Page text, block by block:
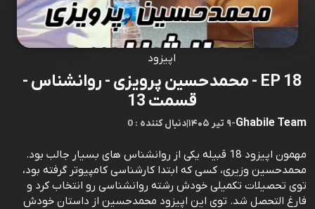
اپیزود
EP 18 - محمدحسین پرویزی - روانشناس -
قسمت 13
Ghabile Team
-۹ تیر ۱۴۰۵ |0 : دنبال کننده
مهمون اپیزود 18 قبیله یکی از روانشناس های بسیار جالب بود.
محمدحسین وزیری، کسی که ابتدا کارشناسی کامپیوتر گرفته بود،
توی تحصیلات تکمیلی خودش رشته روانشناسی رو انتخاب کرد و
فارغ التحصل شد. توی این اپیزود محمدحسین از داستان خودش